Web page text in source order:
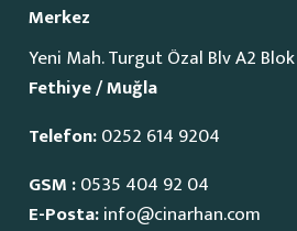
Merkez
Yeni Mah. Turgut Özal Blv A2
Fethiye / Muğla
Telefon:0252 614 9204
GSM :0535 404 92 04
E-Posta:info@cinarhan.com